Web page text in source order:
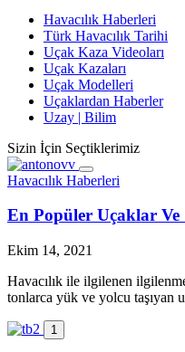
Havacılık Haberleri
Türk Havacılık Tarihi
Uçak Kaza Videoları
Uçak Kazaları
Uçak Modelleri
Uçaklardan Haberler
Uzay | Bilim
Sizin İçin Seçtiklerimiz
Havacılık Haberleri
En Popüler Uçaklar
Ekim 14, 2021
Havacılık ile ilgilenen
tonlarca yük ve yolcu taşıyan
1